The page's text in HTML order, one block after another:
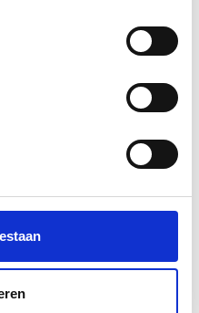
| Antiek Goud |